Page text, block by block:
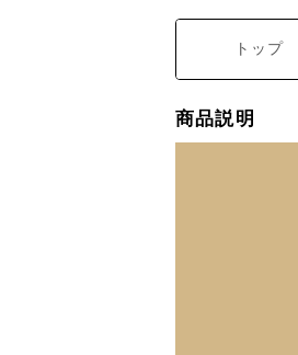
トップ
商品説明